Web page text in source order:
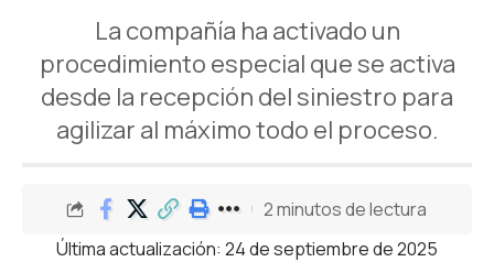
La compañía ha activado un
procedimiento especial que se activa
desde la recepción del siniestro para
agilizar al máximo todo el proceso.
Última actualización: 24 de septiembre de 2025
2 minutos de lectura